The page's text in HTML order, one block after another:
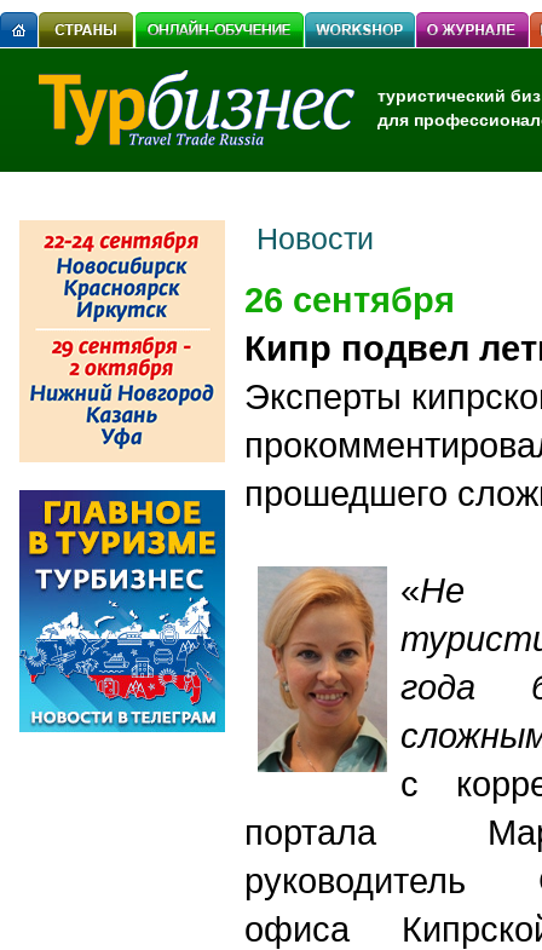
туристический
для
Новости
26 сентября
Кипр подвел
Эксперты
прошедшего
«Не
года
с
портала
руководитель
офиса